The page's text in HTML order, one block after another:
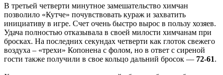
В третьей четверти минутное замешательство химчан
позволило «Кутче» почувствовать кураж и захватить
инициативу в игре. Счет очень быстро вырос в пользу хозяев.
Удача полностью отказывала в своей милости химчанам при
бросках. На последних секундах четверти как глоток свежего
воздуха – «трехи» Копонена с фолом, но в ответ с сиреной
гости также получили в свое кольцо дальний бросок — 72-61.